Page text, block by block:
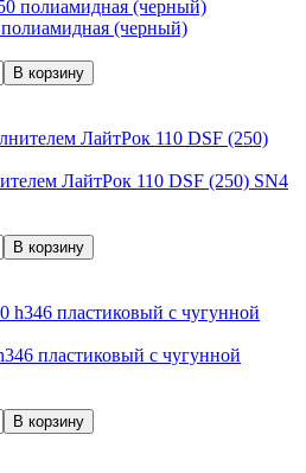
(черный)
ЛайтРок 110 DSF (250) SN4
пластиковый с чугунной